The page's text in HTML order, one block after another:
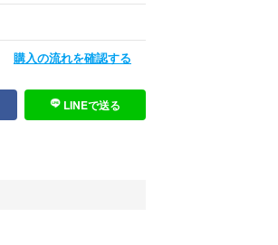
購入の流れを確認する
LINEで送る